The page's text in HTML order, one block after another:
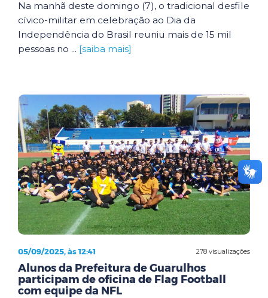
Na manhã deste domingo (7), o tradicional desfile
cívico-militar em celebração ao Dia da
Independência do Brasil reuniu mais de 15 mil
pessoas no ... [saiba mais]
278 visualizações
05/09/2025, às 12:41
Alunos da Prefeitura de Guarulhos
participam de oficina de Flag Football
com equipe da NFL